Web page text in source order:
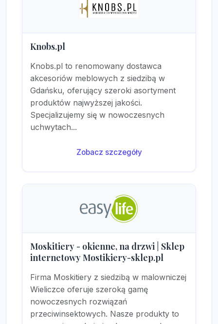
Knobs.pl
Knobs.pl to renomowany dostawca
akcesoriów meblowych z siedzibą w
Gdańsku, oferujący szeroki asortyment
produktów najwyższej jakości.
Specjalizujemy się w nowoczesnych
uchwytach...
Zobacz szczegóły
Moskitiery - okienne, na drzwi | Sklep
internetowy Mostikiery-sklep.pl
Firma Moskitiery z siedzibą w malowniczej
Wieliczce oferuje szeroką gamę
nowoczesnych rozwiązań
przeciwinsektowych. Nasze produkty to